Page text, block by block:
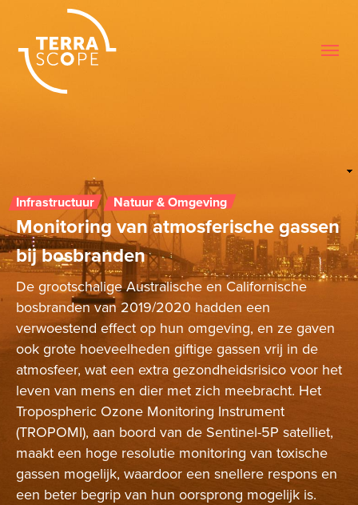
Infrastructuur Natuur & Omgeving
Monitoring van atmosferische gassen
bij bosbranden
De grootschalige Australische en Californische
bosbranden van 2019/2020 hadden een
verwoestend effect op hun omgeving, en ze gaven
ook grote hoeveelheden giftige gassen vrij in de
atmosfeer, wat een extra gezondheidsrisico voor het
leven van mens en dier met zich meebracht. Het
Tropospheric Ozone Monitoring Instrument
(TROPOMI), aan boord van de Sentinel-5P satelliet,
maakt een hoge resolutie monitoring van toxische
gassen mogelijk, waardoor een snellere respons en
een beter begrip van hun oorsprong mogelijk is.